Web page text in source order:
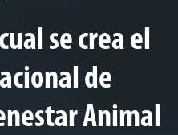
se crea el
de
Animal